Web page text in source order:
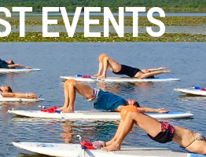
EVENTS